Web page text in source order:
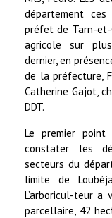
département ces
préfet de Tarn-et-
agricole sur
dernier, en
de la préfecture,
Catherine Gajot,
DDT.
Le premier
constater les
secteurs du
limite de
L’arboricul-teur a
parcellaire, 42